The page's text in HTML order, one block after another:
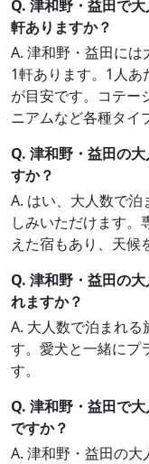
Q. 津和野・益田で
軒ありますか？
A. 津和野・益田に
1軒あります。1人
が目安です。コテー
ニアムなど各種タイ
Q. 津和野・益田の
すか？
A. はい、大人数で
しみいただけます。
えた宿もあり、天候
Q. 津和野・益田の
れますか？
A. 大人数で泊まれ
す。愛犬と一緒にプ
す。
Q. 津和野・益田で
ですか？
A. 津和野・益田の